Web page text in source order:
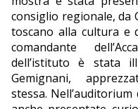
consiglio regionale, da
toscano alla cultura e
comandante
dell’istituto è stata
Gemignani,
stessa.